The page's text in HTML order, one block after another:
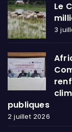
Le
3
publiques
2 juillet 2026